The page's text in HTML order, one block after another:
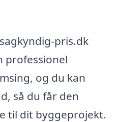
pris.dk
professionel
og du kan
så du får den
til dit byggeprojekt.